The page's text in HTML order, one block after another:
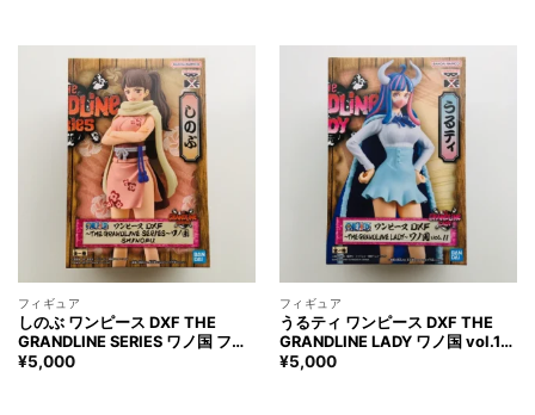
フィギュア
しのぶ ワンピース DXF THE
GRANDLINE SERIES ワノ国 フィ
ギュア ONE PIECE SHINOBU
¥5,000
フィギュア
うるティ ワンピース DXF THE
GRANDLINE LADY ワノ国 vol.11
フィギュア ONE PIECE Ulti
¥5,000